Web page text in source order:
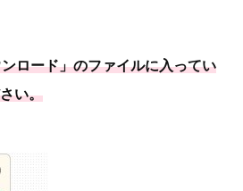
ロード」のファイルに入ってい
い。